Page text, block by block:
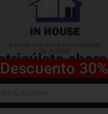
ahora
Descuento 30%